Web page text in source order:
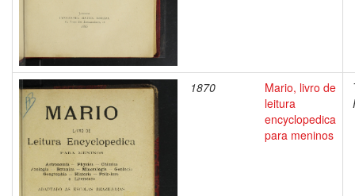
1870
Mario, livro de
leitura
encyclopedica
para meninos